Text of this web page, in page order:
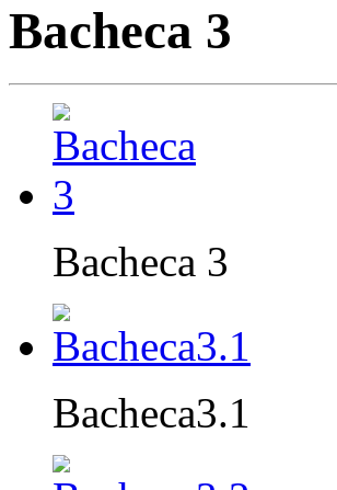
Bacheca 3
Bacheca 3
Bacheca3.1